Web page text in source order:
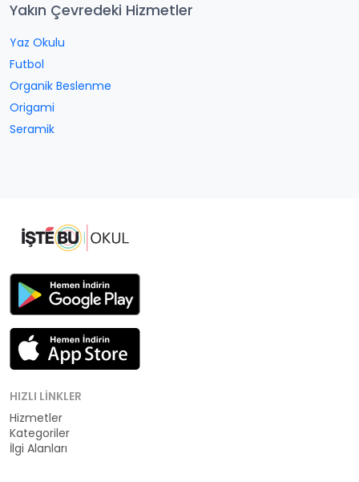
Yakın Çevredeki Hizmetler
Yaz Okulu
Futbol
Organik Beslenme
Origami
Seramik
HIZLI LINKLER
Hizmetler
Kategoriler
İlgi Alanları